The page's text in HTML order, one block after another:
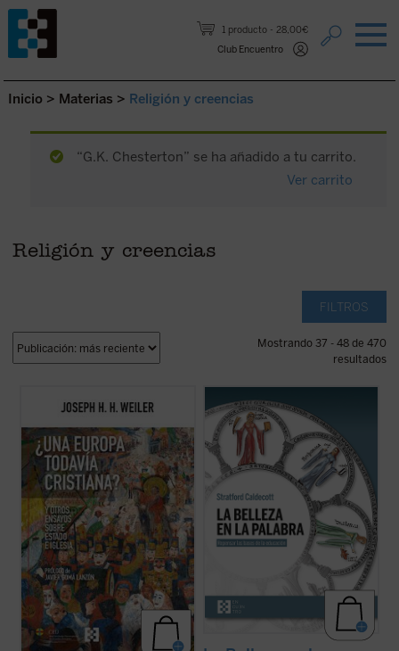
1 producto
28,00€
Club Encuentro
Saltar al contenido.
Inicio > Materias > Religión y creencias
“G.K. Chesterton” se ha añadido a tu carrito.
Ver carrito
Religión y creencias
FILTROS
Mostrando 37 - 48 de 470
resultados
más que un decorado para bodas
Pero, ¿qué implica esta amnesia para
Europa?
¿Una Europa todavía cristiana?
invita al lector a replantearse el ...
La Belleza en la Palabra
contribución única para devolver la
realidad al centro del aprendizaje. A los
interrogantes ¿qué es una buena
educación? o ¿para qué sirve?, Stratford
Caldecott ensaya una respuesta arrojando
una nueva ...(ver ficha)